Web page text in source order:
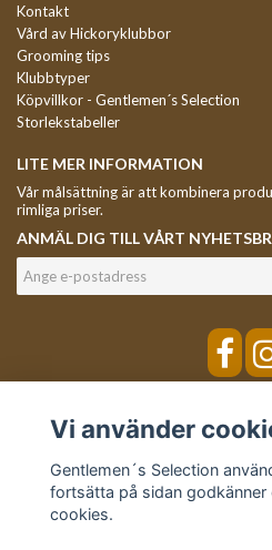
Kontakt
Vård av Hickoryklubbor
Grooming tips
Klubbtyper
Köpvillkor - Gentlemen´s Selection
Storlekstabeller
LITE MER INFORMATION
Vår målsättning är att kombinera
rimliga priser.
ANMÄL DIG TILL VÅRT
Vi använder
Gentlemen´s Selection
fortsätta på sidan godkänner
cookies.